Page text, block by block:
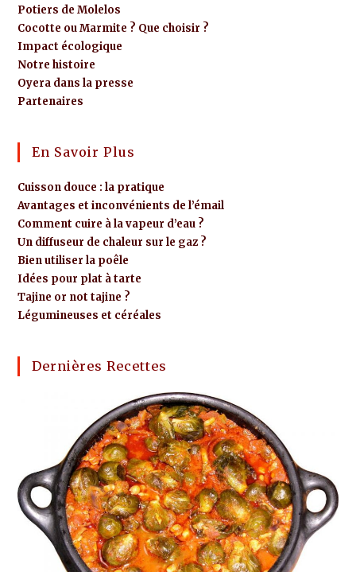
Potiers de Molelos
Cocotte ou Marmite ? Que choisir ?
Impact écologique
Notre histoire
Oyera dans la presse
Partenaires
En Savoir Plus
Cuisson douce : la pratique
Avantages et inconvénients de l’émail
Comment cuire à la vapeur d’eau ?
Un diffuseur de chaleur sur le gaz ?
Bien utiliser la poêle
Idées pour plat à tarte
Tajine or not tajine ?
Légumineuses et céréales
Dernières Recettes